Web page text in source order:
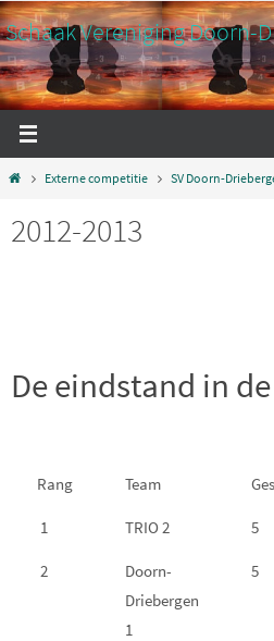
Ga
naar
de
inhoud
Schaak Vereniging Doorn-
HomeExterne competitie SV Doorn-
2012-2013
De eindstand in
Rang Team
1 TRIO 2 5
2
Doorn-
Driebergen
1
5